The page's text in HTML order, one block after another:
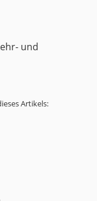
und
Artikels: